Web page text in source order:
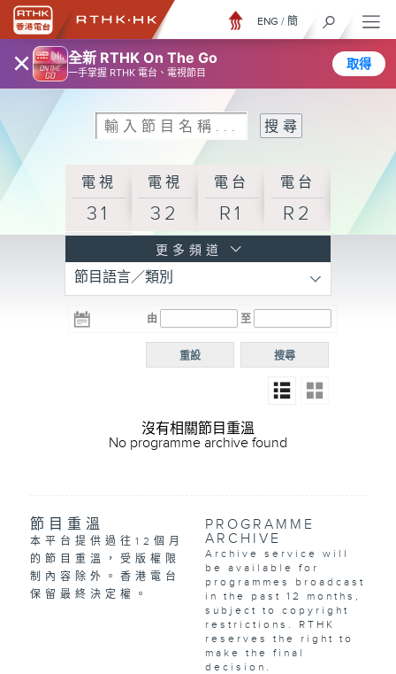
× 全新 RTHK On The Go
一手掌握 RTHK 電台、電視節目
取得
ENG / 簡
電視
31
電視
32
電台
R1
電台
R2
R3
電台 電台
R5
電台
普通
更多頻道
節目語言／類別
由 至
搜尋
重設
沒有相關節目重溫
No programme archive found
節目重溫
本平台提供過往12個月
的節目重溫，受版權限
制內容除外。香港電台
保留最終決定權。
PROGRAMME
ARCHIVE
Archive service will
be available for
programmes broadcast
in the past 12 months,
subject to copyright
restrictions. RTHK
reserves the right to
make the final
decision.